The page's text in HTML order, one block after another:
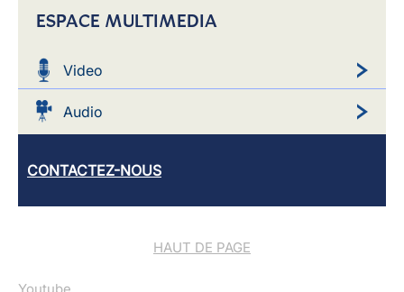
ESPACE MULTIMEDIA
Video
Audio
CONTACTEZ-NOUS
HAUT DE PAGE